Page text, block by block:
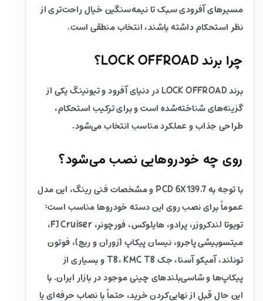
مسیرهای آفرودی سبک تا نیمه‌سنگین خیال راحت‌تری از
نظر استحکام داشته باشند، انتخاب منطقی است.
چرا برند LOCK OFFROAD؟
برند LOCK OFFROAD در دنیای آفرود و تیونینگ یکی از
گزینه‌های شناخته‌شده است و برای ترکیب استحکام،
طراحی جذاب و عملکرد مناسب انتخاب می‌شود.
روی چه خودروهایی نصب می‌شود؟
با توجه به PCD 6X139.7 و مشخصات فنی رینگ، این مدل
عموماً برای نصب روی این دسته خودروها مناسب است:
تویوتا لندکروزر، پرادو، هایلوکس، فورچونر، FJ Cruiser،
میتسوبیشی پاجرو، نیسان پیکاپ (زوران و ریچ)، فوتون
تونلند، آمیکو آسنا، جک T8، KMC T8 و بسیاری از
پیکاپ‌ها و شاسی‌بلندهای چینی موجود در بازار ایران. با
این حال قبل از نهایی‌کردن خرید، حتماً با نصاب حرفه‌ای یا